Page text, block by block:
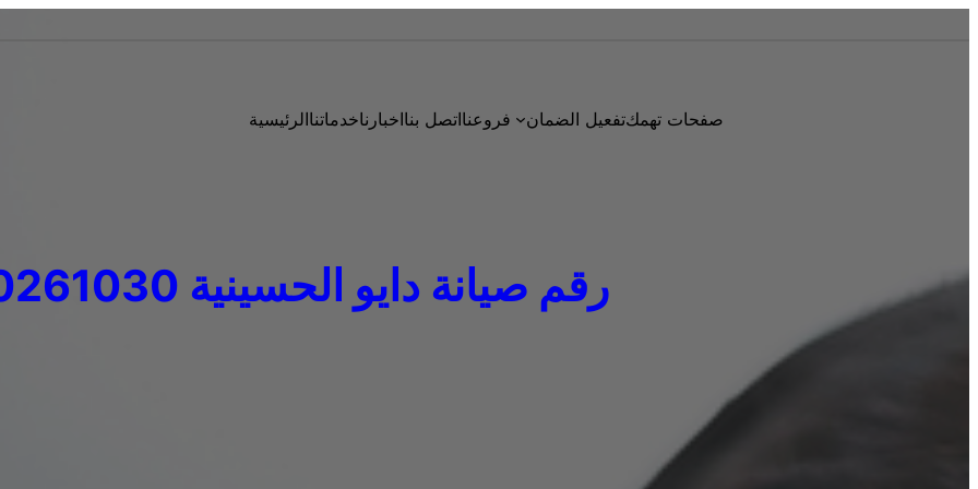
الرئيسيةخدماتنااخبارنااتصل بنافروعنا تفعيل الضمانصفحات تهمك
رقم صيانة دايو الحسينية 01220261030